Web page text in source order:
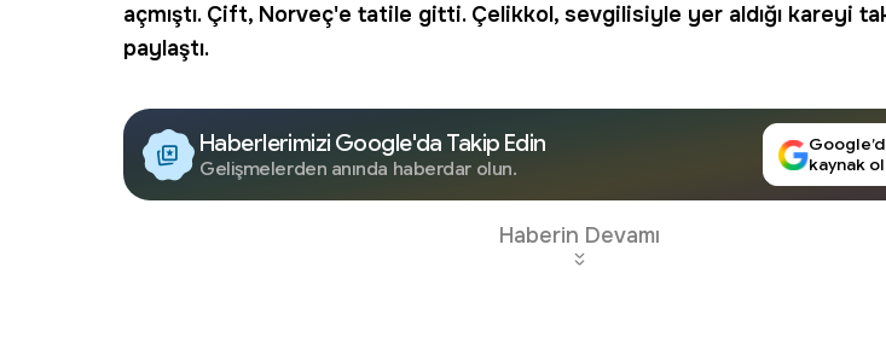
açmıştı. Çift, Norveç'e tatile gitti. Çelikkol, sevgilisiyle yer aldığı kareyi
paylaştı.
Haberlerimizi Google'da Takip Edin
Gelişmelerden anında haberdar olun.
kaynak
Haberin Devamı